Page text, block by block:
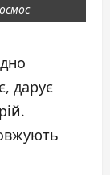
дарує